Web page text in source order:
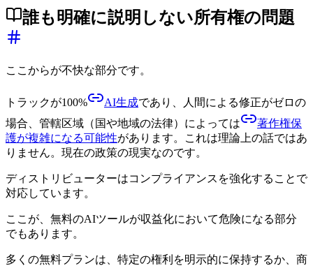
誰も明確に説明しない所有権の問題
ここからが不快な部分です。
トラックが100% AI生成であり、人間による修正がゼロの
場合、管轄区域（国や地域の法律）によっては
著作権保
護が複雑になる可能性があります。これは理論上の話ではあ
りません。現在の政策の現実なのです。
ディストリビューターはコンプライアンスを強化することで
対応しています。
ここが、無料のAIツールが収益化において危険になる部分
でもあります。
多くの無料プランは、特定の権利を明示的に保持するか、商